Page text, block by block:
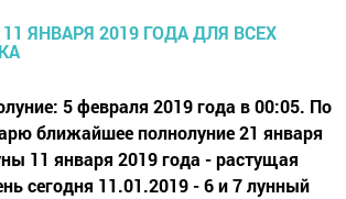
5 февраля 2019 года в 00:05. По
ближайшее полнолуние 21 января
11 января 2019 года - растущая
сегодня 11.01.2019 - 6 и 7 лунный